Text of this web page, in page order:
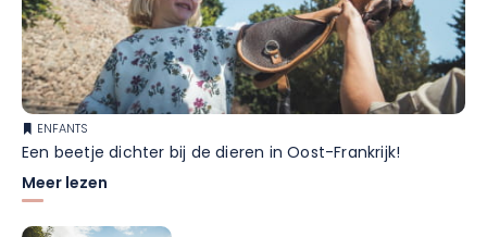
ENFANTS
Een beetje dichter bij de dieren in Oost-Frankrijk!
Meer lezen